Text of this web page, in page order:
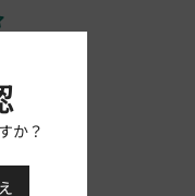
か？